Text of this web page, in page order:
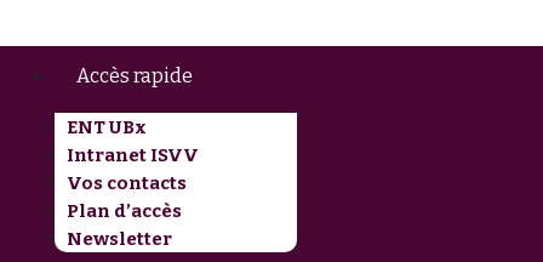
Accès rapide
ENT UBx
Intranet ISVV
Vos contacts
Plan d’accès
Newsletter